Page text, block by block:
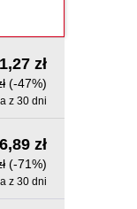
zł
(-47%)
z 30 dni
zł
(-71%)
z 30 dni